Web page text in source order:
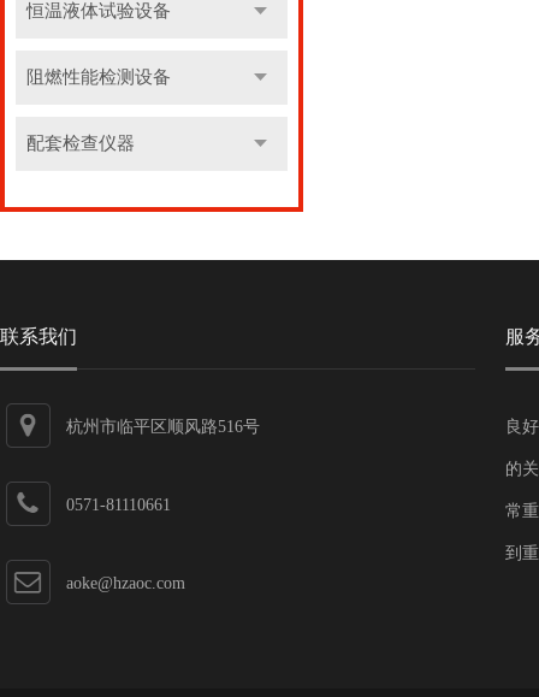
恒温液体试验设备
阻燃性能检测设备
配套检查仪器
联系我们
杭州市临平区顺风路516号
0571-81110661
aoke@hzaoc.com
服
良
的
常
到